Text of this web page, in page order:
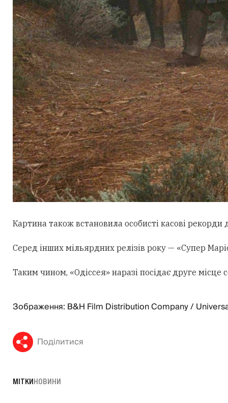
Картина також встановила особисті касові
Серед інших мільярдних релізів року — «Супер
Таким чином, «Одіссея» наразі посідає друге
Зображення: B&H Film Distribution Company /
Поділитися
МІТКИНОВИНИ